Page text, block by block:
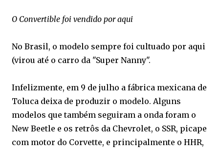
O Convertible foi vendido por aqui
No Brasil, o modelo sempre foi cultuado por aqui
(virou até o carro da "Super Nanny".
Infelizmente, em 9 de julho a fábrica mexicana de
Toluca deixa de produzir o modelo. Alguns
modelos que também seguiram a onda foram o
New Beetle e os retrôs da Chevrolet, o SSR, picape
com motor do Corvette, e principalmente o HHR,